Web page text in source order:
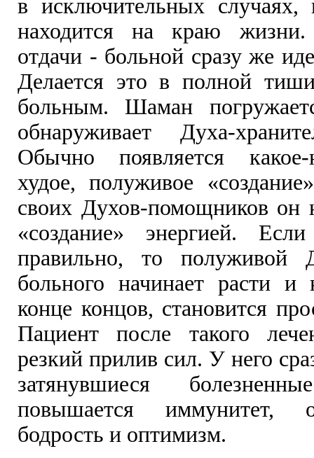
в исключительных случаях,
находится на краю
отдачи - больной сразу же
Делается это в полной
больным. Шаман
обнаруживает Духа-
Обычно появляется
худое, полуживое
своих Духов-помощников он
«создание» энергией.
правильно, то полуживой
больного начинает расти
конце концов, становится
Пациент после такого
резкий прилив сил. У него
затянувшиеся
повышается иммунитет,
бодрость и оптимизм.